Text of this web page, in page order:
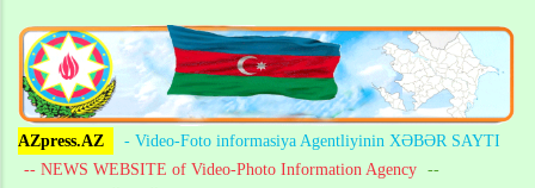
AZpress.AZ
- Video-Foto informasiya Agentliyinin XƏBƏR SAYTI
-- NEWS WEBSITE of Video-Photo Information Agency --